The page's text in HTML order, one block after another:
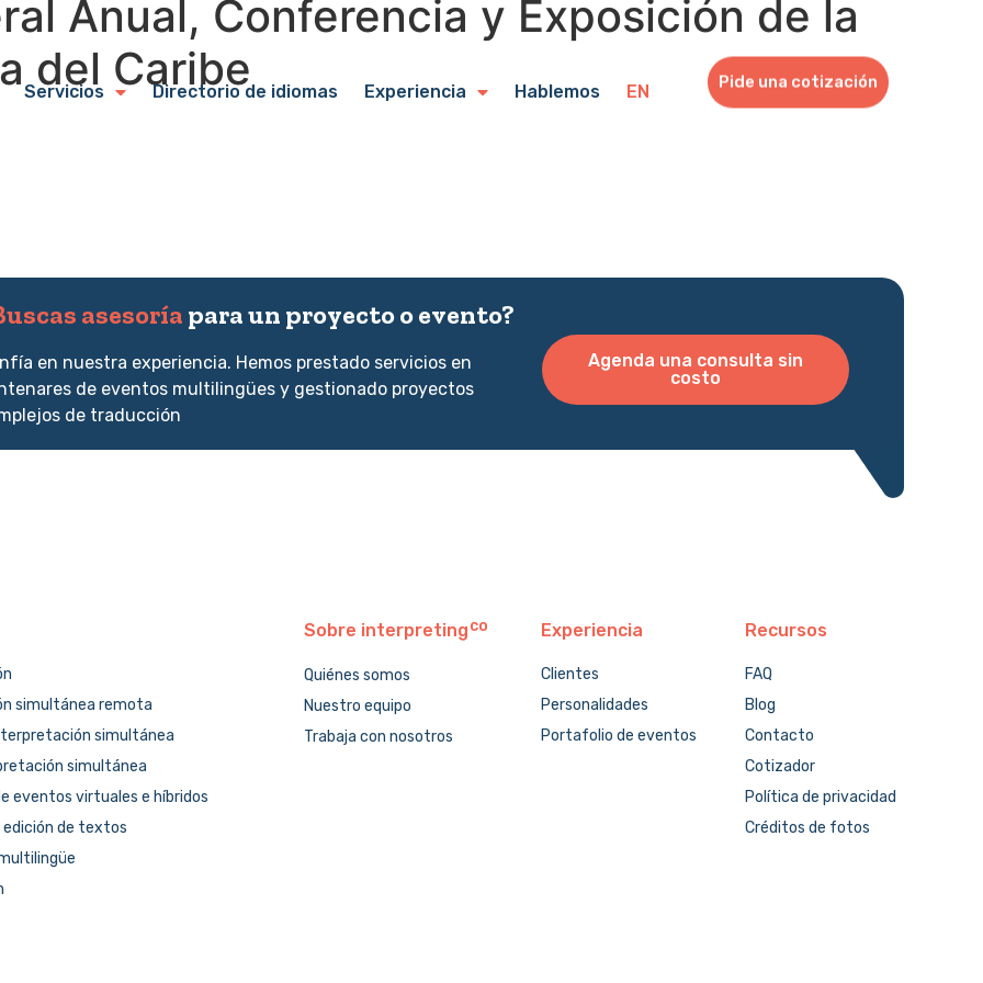
Servicios Directorio de idiomas Experiencia Hablemos EN
Pide una cotización
Anual, Conferencia y Exposición de la
del Caribe
asesoría para un proyecto o evento?
en nuestra experiencia. Hemos prestado servicios en
de eventos multilingües y gestionado proyectos
de traducción
Agenda una consulta sin
costo
simultánea remota
simultánea
simultánea
eventos virtuales e híbridos
edición de textos
Sobre interpreting
Quiénes somos
Nuestro equipo
Trabaja con nosotros
Experiencia
Clientes
Personalidades
Portafolio de eventos
Recursos
FAQ
Blog
Contacto
Cotizador
Política de privacidad
Créditos de fotos